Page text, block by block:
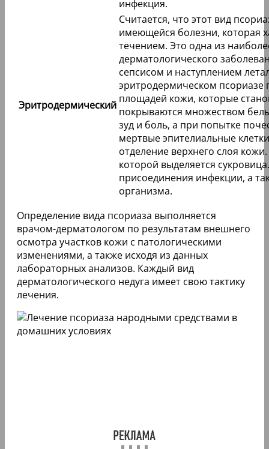
инфекция.
Эритродермический
Считается, что этот вид
имеющейся болезни, которая
течением. Это одна из
дерматологического
сепсисом и наступлением
эритродермическом псориазе
площадей кожи, которые
покрываются множеством
зуд и боль, а при попытке
мертвые эпителиальные
отделение верхнего слоя
которой выделяется
присоединения инфекции, а
организма.
Определение вида псориаза выполняется
врачом-дерматологом по результатам внешнего
осмотра участков кожи с патологическими
изменениями, а также исходя из данных
лабораторных анализов. Каждый вид
дерматологического недуга имеет свою тактику
лечения.